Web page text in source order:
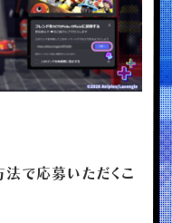
で応募いただくこ